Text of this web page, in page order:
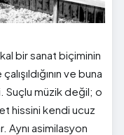
bir sanat biçiminin
ve buna
Suçlu müzik değil; o
hissini kendi ucuz
Aynı asimilasyon